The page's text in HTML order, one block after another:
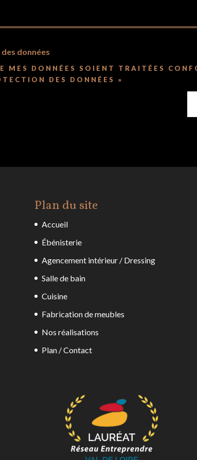
données
MES DONNÉES SOIENT TRAITÉES
DES DONNÉES »
Plan du site
Accueil
Ébénisterie
Agencement intérieur / Dressing
Salle de bain
Cuisine
Fabrication de meubles
Nos réalisations
Plan / Contact